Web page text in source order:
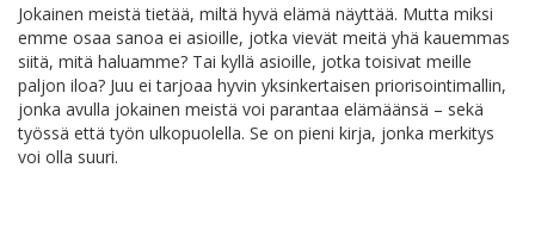
Jokainen meistä tietää, miltä hyvä elämä näyttää. Mutta miksi
emme osaa sanoa ei asioille, jotka vievät meitä yhä kauemmas
siitä, mitä haluamme? Tai kyllä asioille, jotka toisivat meille
paljon iloa? Juu ei tarjoaa hyvin yksinkertaisen priorisointimallin,
jonka avulla jokainen meistä voi parantaa elämäänsä – sekä
työssä että työn ulkopuolella. Se on pieni kirja, jonka merkitys
voi olla suuri.